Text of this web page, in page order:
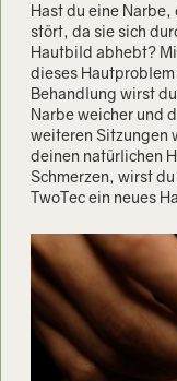
Hast du eine
stört, da sie sich
Hautbild abhebt?
dieses
Behandlung wirst
Narbe weicher und
weiteren Sitzungen
deinen natürlichen
Schmerzen, wirst
TwoTec ein neues